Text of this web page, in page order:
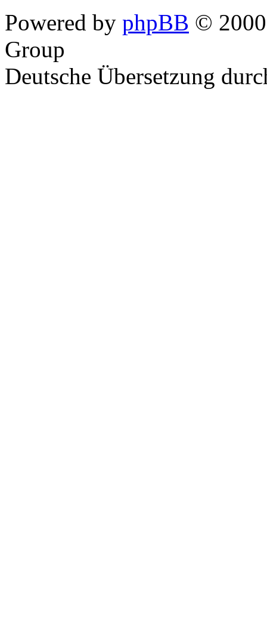
Powered by phpBB ©
Group
Deutsche Übersetzung